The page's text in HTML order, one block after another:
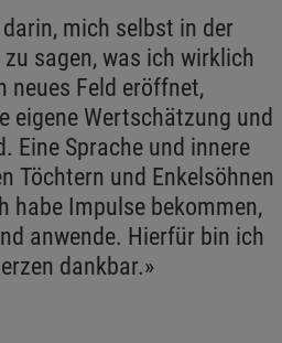
mich selbst in der
sagen, was ich wirklich
neues Feld eröffnet,
eigene Wertschätzung und
Eine Sprache und innere
Töchtern und Enkelsöhnen
habe Impulse bekommen,
anwende. Hierfür bin ich
dankbar.»